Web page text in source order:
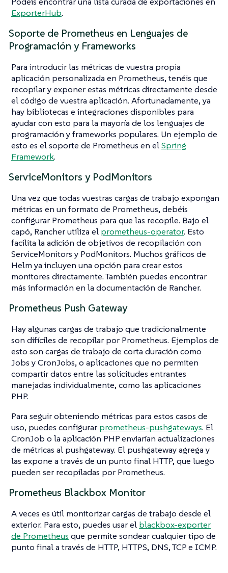
ExporterHub.
Soporte de Prometheus en Lenguajes de
Programación y Frameworks
Para introducir las métricas de vuestra propia
aplicación personalizada en Prometheus, tenéis que
recopilar y exponer estas métricas directamente desde
el código de vuestra aplicación. Afortunadamente, ya
hay bibliotecas e integraciones disponibles para
ayudar con esto para la mayoría de los lenguajes de
programación y frameworks populares. Un ejemplo de
esto es el soporte de Prometheus en elSpring
Framework.
ServiceMonitors y PodMonitors
Una vez que todas vuestras cargas de trabajo expongan
métricas en un formato de Prometheus, debéis
configurar Prometheus para que las recopile. Bajo el
capó, Rancher utiliza el prometheus-operator. Esto
facilita la adición de objetivos de recopilación con
ServiceMonitors y PodMonitors. Muchos gráficos de
Helm ya incluyen una opción para crear estos
monitores directamente. También puedes encontrar
más información en la documentación de Rancher.
Prometheus Push Gateway
Hay algunas cargas de trabajo que tradicionalmente
son difíciles de recopilar por Prometheus. Ejemplos de
esto son cargas de trabajo de corta duración como
Jobs y CronJobs, o aplicaciones que no permiten
compartir datos entre las solicitudes entrantes
manejadas individualmente, como las aplicaciones
PHP.
Para seguir obteniendo métricas para estos casos de
uso, puedes configurar prometheus-pushgateways. El
CronJob o la aplicación PHP enviarían actualizaciones
de métricas al pushgateway. El pushgateway agrega y
las expone a través de un punto final HTTP, que luego
pueden ser recopiladas por Prometheus.
Prometheus Blackbox Monitor
A veces es útil monitorizar cargas de trabajo desde el
exterior. Para esto, puedes usar el blackbox-exporter
de Prometheus que permite sondear cualquier tipo de
punto final a través de HTTP, HTTPS, DNS, TCP e ICMP.